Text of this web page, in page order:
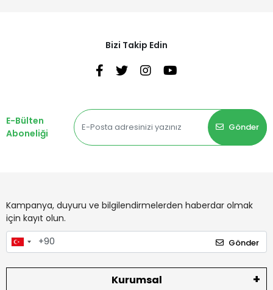
Bizi Takip Edin
E-Bülten
Aboneliği
Gönder
Kampanya, duyuru ve bilgilendirmelerden haberdar olmak
için kayıt olun.
Gönder
Kurumsal